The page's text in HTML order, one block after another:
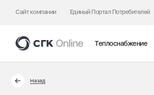
Сайт компании Единый Портал Потребителей
Теплоснабжение
Назад